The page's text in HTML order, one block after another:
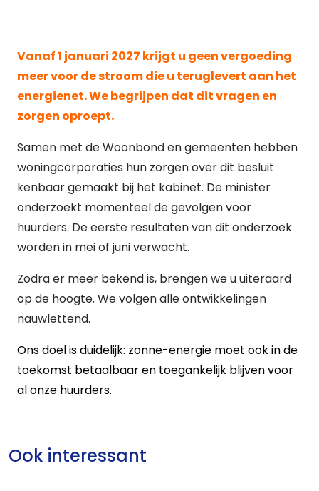
Vanaf 1 januari 2027 krijgt u geen vergoeding
meer voor de stroom die u teruglevert aan het
energienet. We begrijpen dat dit vragen en
zorgen oproept.
Samen met de Woonbond en gemeenten hebben
woningcorporaties hun zorgen over dit besluit
kenbaar gemaakt bij het kabinet. De minister
onderzoekt momenteel de gevolgen voor
huurders. De eerste resultaten van dit onderzoek
worden in mei of juni verwacht.
Zodra er meer bekend is, brengen we u uiteraard
op de hoogte. We volgen alle ontwikkelingen
nauwlettend.
Ons doel is duidelijk: zonne-energie moet ook in de
toekomst betaalbaar en toegankelijk blijven voor
al onze huurders.
Ook interessant